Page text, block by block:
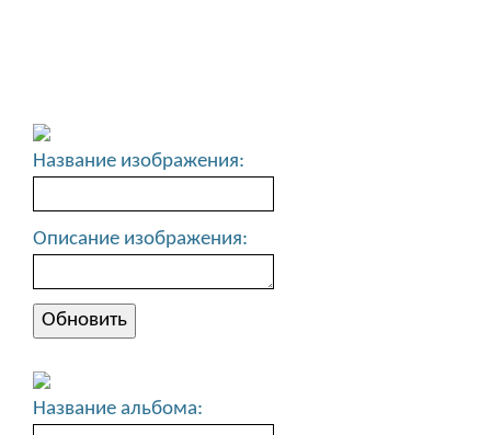
Название изображения:
Описание изображения:
Название альбома: